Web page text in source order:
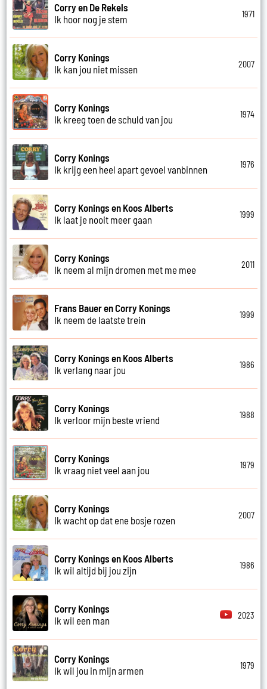
Corry en De Rekels
Ik hoor nog je stem
1971
Corry Konings
Ik kan jou niet missen
2007
Corry Konings
Ik kreeg toen de schuld van jou
1974
Corry Konings
Ik krijg een heel apart gevoel vanbinnen
1976
Corry Konings en Koos Alberts
Ik laat je nooit meer gaan
1999
Corry Konings
Ik neem al mijn dromen met me mee
2011
Frans Bauer en Corry Konings
Ik neem de laatste trein
1999
Corry Konings en Koos Alberts
Ik verlang naar jou
1986
Corry Konings
Ik verloor mijn beste vriend
1988
Corry Konings
Ik vraag niet veel aan jou
1979
Corry Konings
Ik wacht op dat ene bosje rozen
2007
Corry Konings en Koos Alberts
Ik wil altijd bij jou zijn
1986
Corry Konings
Ik wil een man
2023
Corry Konings
Ik wil jou in mijn armen
1979